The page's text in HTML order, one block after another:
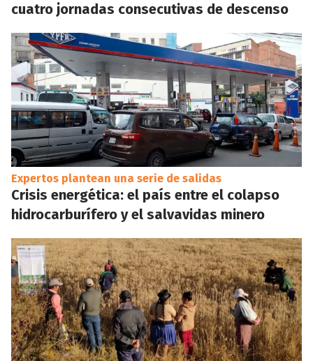
cuatro jornadas consecutivas de descenso
Expertos plantean una serie de salidas
Crisis energética: el país entre el colapso
hidrocarburífero y el salvavidas minero